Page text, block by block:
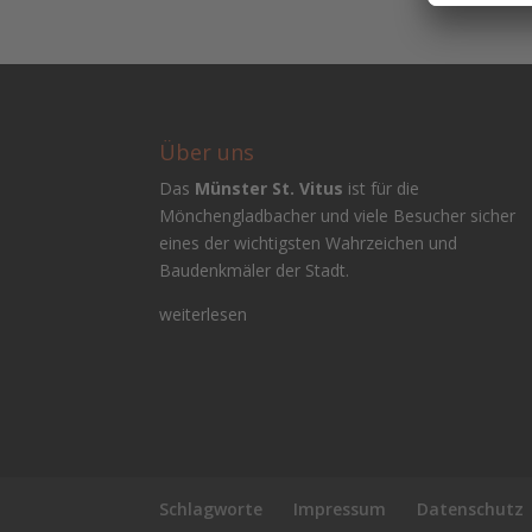
Über uns
Das Münster St. Vitus ist für die
Mönchengladbacher und viele Besucher sicher
eines der wichtigsten Wahrzeichen und
Baudenkmäler der Stadt.
weiterlesen
Schlagworte Impressum Datenschutz